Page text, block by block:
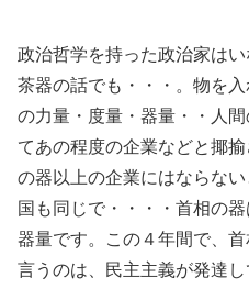
政治哲学を持った政治家はい
茶器の話でも・・・。物を
の力量・度量・器量・・人
てあの程度の企業などと揶
の器以上の企業にはならない
国も同じで・・・・首相の
器量です。この４年間で、
言うのは、民主主義が発達